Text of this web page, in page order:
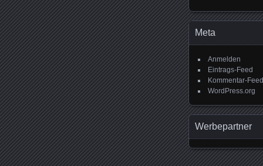
Meta
Anmelden
Eintrags-Feed
Kommentar-Feed
WordPress.org
Werbepartner